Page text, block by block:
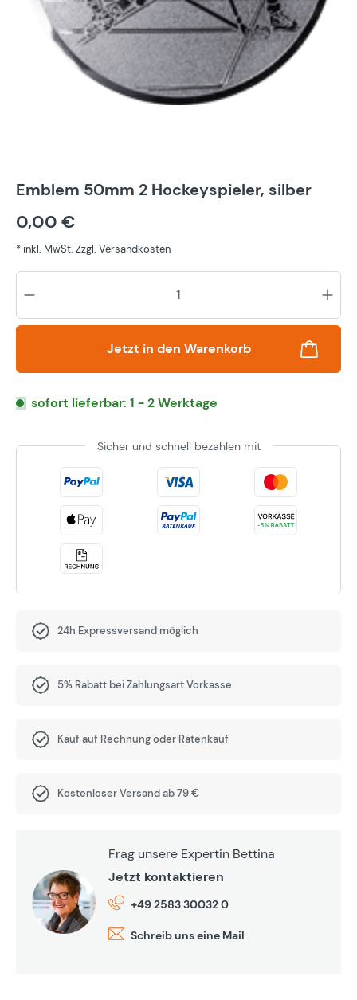
Emblem 50mm 2 Hockeyspieler, silber
0,00 €
* inkl. MwSt. Zzgl. Versandkosten
Jetzt in den Warenkorb
sofort lieferbar: 1 - 2 Werktage
Sicher und schnell bezahlen mit
24h Expressversand möglich
5% Rabatt bei Zahlungsart Vorkasse
Kauf auf Rechnung oder Ratenkauf
Kostenloser Versand ab 79 €
Frag unsere Expertin Bettina
Jetzt kontaktieren
+49 2583 30032 0
Schreib uns eine Mail